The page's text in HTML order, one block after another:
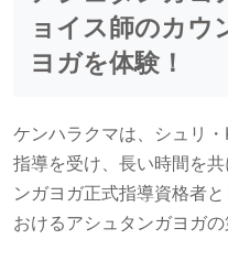
ョイス師のカウ
ヨガを体験！
ケンハラクマは、シュリ
指導を受け、長い時間を共
ンガヨガ正式指導資格者
おけるアシュタンガヨガの